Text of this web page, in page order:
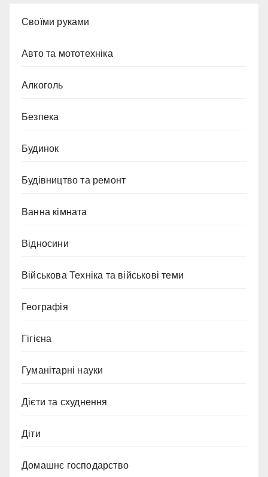
Cвоїми руками
Авто та мототехніка
Алкоголь
Безпека
Будинок
Будівництво та ремонт
Ванна кімната
Відносини
Військова Техніка та військові теми
Географія
Гігієна
Гуманітарні науки
Дієти та схуднення
Діти
Домашнє господарство